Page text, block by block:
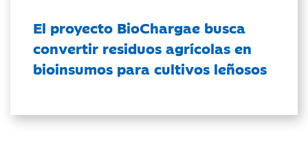
El proyecto BioChargae busca
convertir residuos agrícolas en
bioinsumos para cultivos leñosos